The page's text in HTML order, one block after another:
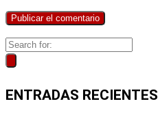
ENTRADAS RECIENTES